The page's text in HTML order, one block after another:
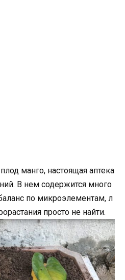
манго, настоящая аптека
В нем содержится много
по микроэлементам, л
просто не найти.